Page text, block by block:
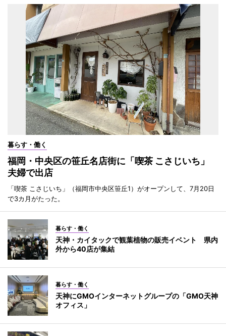
暮らす・働く
福岡・中央区の笹丘名店街に「喫茶 こさじいち」
夫婦で出店
「喫茶 こさじいち」（福岡市中央区笹丘1）がオープンして、7月20日
で3カ月がたった。
暮らす・働く
天神・カイタックで観葉植物の販売イベント 県内
外から40店が集結
暮らす・働く
天神にGMOインターネットグループの「GMO天神
オフィス」